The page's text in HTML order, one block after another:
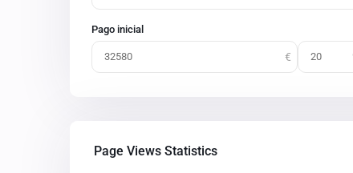
Pago inicial
Page Views Statistics